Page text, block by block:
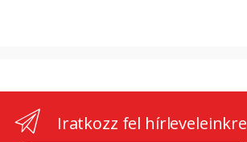
Iratkozz fel hírleveleinkre